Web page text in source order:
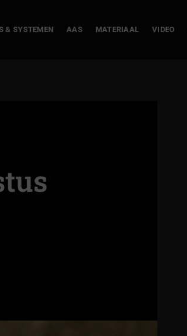
& SYSTEMEN AAS MATERIAAL VIDEO